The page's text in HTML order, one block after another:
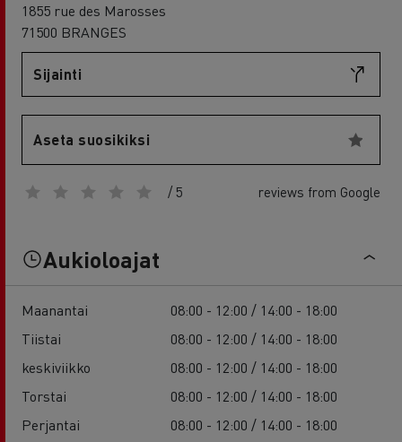
1855 rue des Marosses
71500 BRANGES
Sijainti
Aseta suosikiksi
/ 5 reviews from Google
Aukioloajat
Maanantai
08:00 - 12:00 / 14:00 - 18:00
Tiistai
08:00 - 12:00 / 14:00 - 18:00
keskiviikko
08:00 - 12:00 / 14:00 - 18:00
Torstai
08:00 - 12:00 / 14:00 - 18:00
Perjantai
08:00 - 12:00 / 14:00 - 18:00